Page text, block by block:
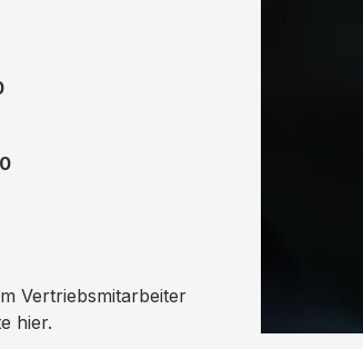
Vertriebsmitarbeiter
hier.